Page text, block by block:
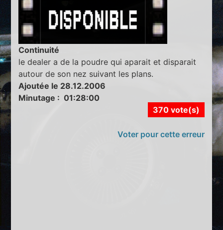
Continuité
le dealer a de la poudre qui aparait et disparait
autour de son nez suivant les plans.
Ajoutée le 28.12.2006
Minutage : 01:28:00
370 vote(s)
Voter pour cette erreur